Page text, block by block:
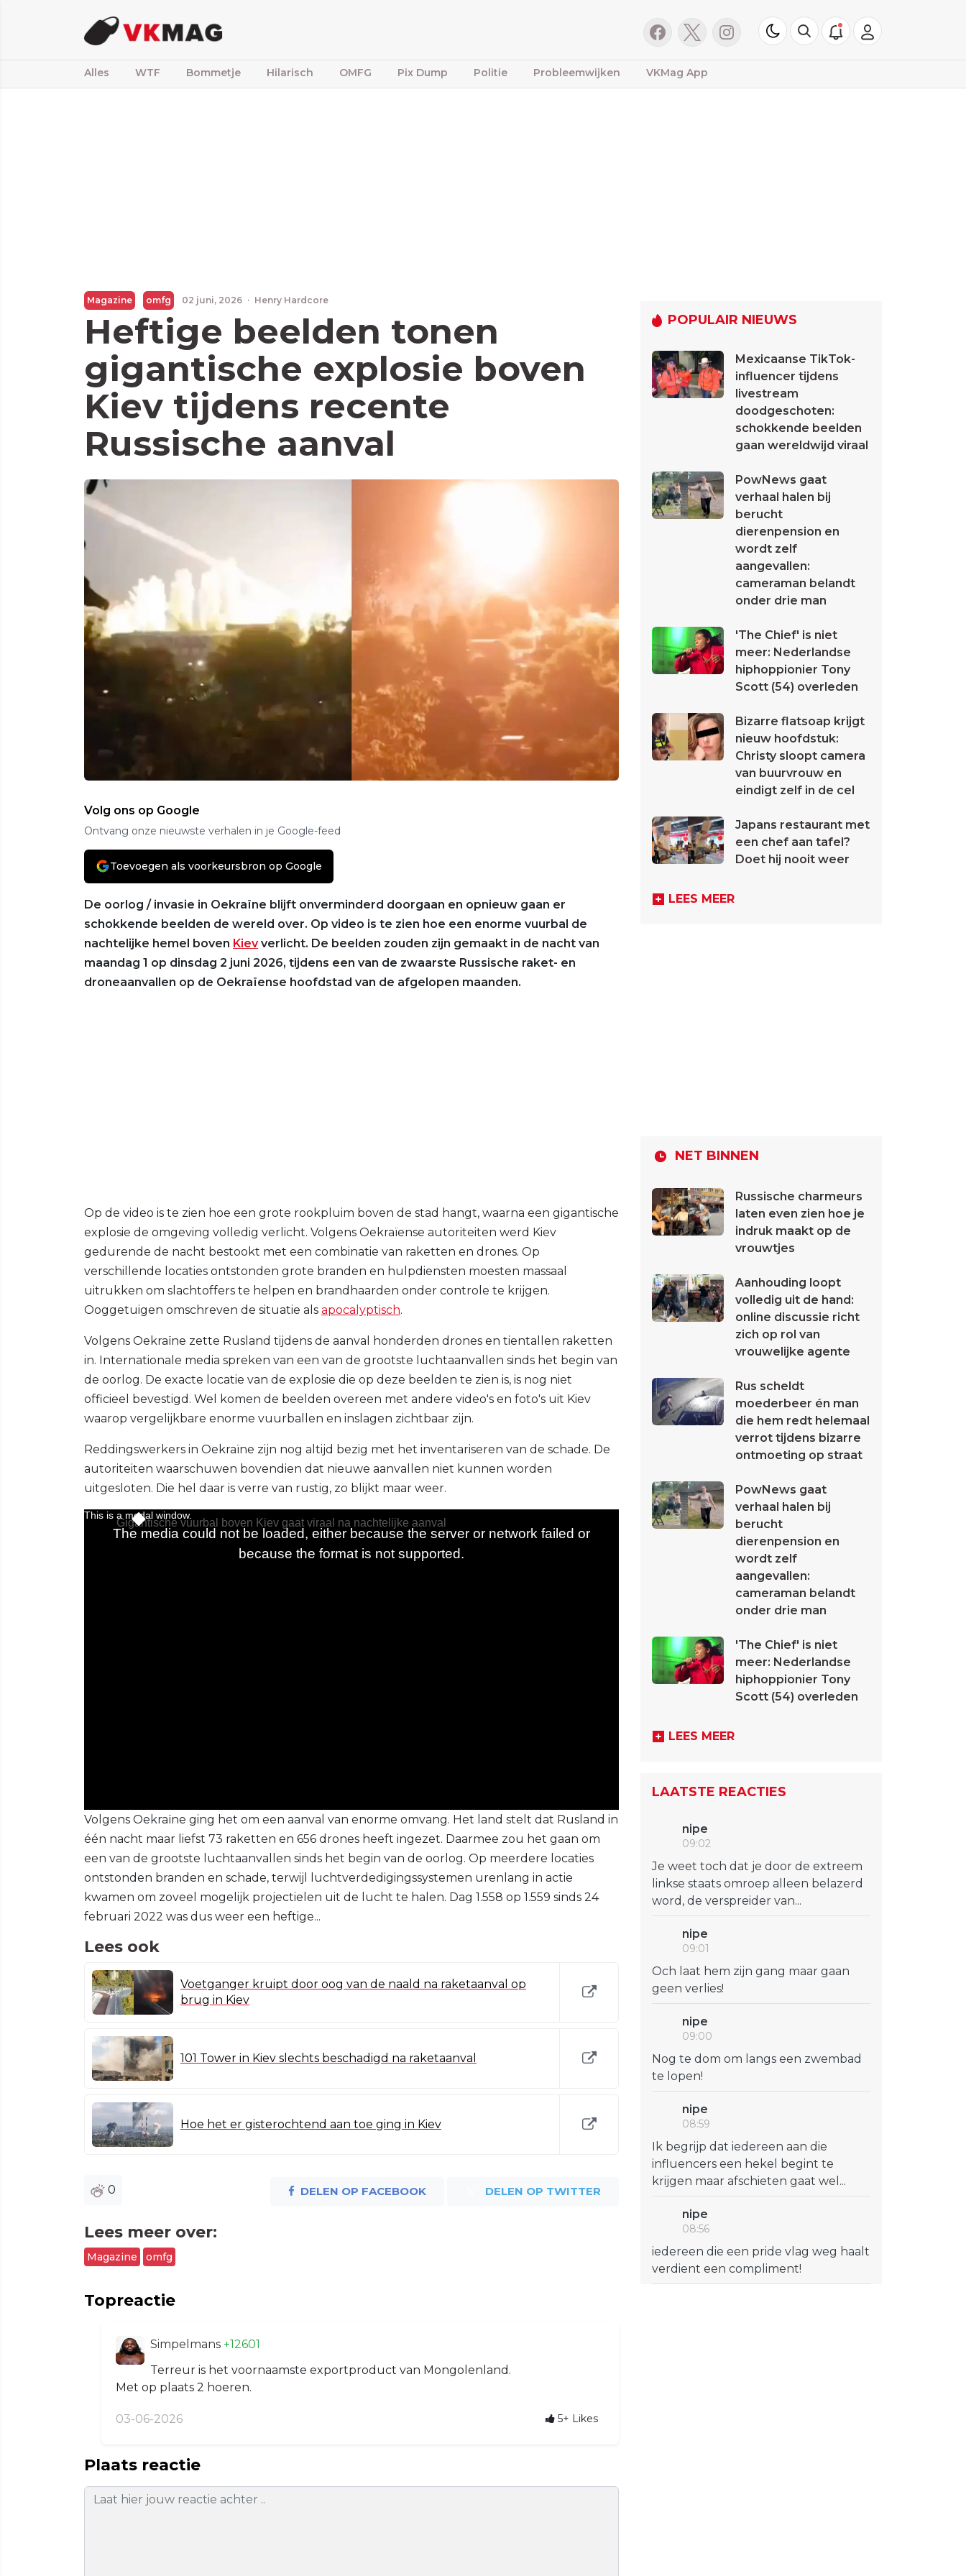
Alles WTF Bommetje Hilarisch OMFG Pix Dump Politie Probleemwijken VKMag App
Magazine omfg 02 juni, 2026 · Henry Hardcore
Heftige beelden tonen
gigantische explosie boven
Kiev tijdens recente
Russische aanval
Volg ons op Google
Ontvang onze nieuwste verhalen in je Google-feed
Toevoegen als voorkeursbron op Google
De oorlog / invasie in Oekraïne blijft onverminderd doorgaan en opnieuw gaan er
schokkende beelden de wereld over. Op video is te zien hoe een enorme vuurbal de
nachtelijke hemel boven Kievverlicht. De beelden zouden zijn gemaakt in de nacht van
maandag 1 op dinsdag 2 juni 2026, tijdens een van de zwaarste Russische raket- en
droneaanvallen op de Oekraïense hoofdstad van de afgelopen maanden.
Op de video is te zien hoe een grote rookpluim boven de stad hangt, waarna een gigantische
explosie de omgeving volledig verlicht. Volgens Oekraïense autoriteiten werd Kiev
gedurende de nacht bestookt met een combinatie van raketten en drones. Op
verschillende locaties ontstonden grote branden en hulpdiensten moesten massaal
uitrukken om slachtoffers te helpen en brandhaarden onder controle te krijgen.
Ooggetuigen omschreven de situatie als apocalyptisch.
Volgens Oekraïne zette Rusland tijdens de aanval honderden drones en tientallen raketten
in. Internationale media spreken van een van de grootste luchtaanvallen sinds het begin van
de oorlog. De exacte locatie van de explosie die op deze beelden te zien is, is nog niet
officieel bevestigd. Wel komen de beelden overeen met andere video's en foto's uit Kiev
waarop vergelijkbare enorme vuurballen en inslagen zichtbaar zijn.
Reddingswerkers in Oekraïne zijn nog altijd bezig met het inventariseren van de schade. De
autoriteiten waarschuwen bovendien dat nieuwe aanvallen niet kunnen worden
uitgesloten. Die hel daar is verre van rustig, zo blijkt maar weer.
Volgens Oekraïne ging het om een aanval van enorme omvang. Het land stelt dat Rusland in
één nacht maar liefst 73 raketten en 656 drones heeft ingezet. Daarmee zou het gaan om
een van de grootste luchtaanvallen sinds het begin van de oorlog. Op meerdere locaties
ontstonden branden en schade, terwijl luchtverdedigingssystemen urenlang in actie
kwamen om zoveel mogelijk projectielen uit de lucht te halen. Dag 1.558 op 1.559 sinds 24
februari 2022 was dus weer een heftige...
Lees ook
Voetganger kruipt door oog van de naald na raketaanval op
brug in Kiev
101 Tower in Kiev slechts beschadigd na raketaanval
Hoe het er gisterochtend aan toe ging in Kiev
0 DELEN OP FACEBOOK DELEN OP TWITTER
Lees meer over:
Magazine omfg
Topreactie
Simpelmans +12601
Terreur is het voornaamste exportproduct van Mongolenland.
Met op plaats 2 hoeren.
03-06-2026 5+ Likes
Plaats reactie
POPULAIR NIEUWS
Mexicaanse TikTok-
influencer tijdens
livestream
doodgeschoten:
schokkende beelden
gaan wereldwijd viraal
PowNews gaat
verhaal halen bij
berucht
dierenpension en
wordt zelf
aangevallen:
cameraman belandt
onder drie man
'The Chief' is niet
meer: Nederlandse
hiphoppionier Tony
Scott (54) overleden
Bizarre flatsoap krijgt
nieuw hoofdstuk:
Christy sloopt camera
van buurvrouw en
eindigt zelf in de cel
Japans restaurant met
een chef aan tafel?
Doet hij nooit weer
LEES MEER
NET BINNEN
Russische charmeurs
laten even zien hoe je
indruk maakt op de
vrouwtjes
Aanhouding loopt
volledig uit de hand:
online discussie richt
zich op rol van
vrouwelijke agente
Rus scheldt
moederbeer én man
die hem redt helemaal
verrot tijdens bizarre
ontmoeting op straat
PowNews gaat
verhaal halen bij
berucht
dierenpension en
wordt zelf
aangevallen:
cameraman belandt
onder drie man
'The Chief' is niet
meer: Nederlandse
hiphoppionier Tony
Scott (54) overleden
LEES MEER
LAATSTE REACTIES
nipe
09:02
Je weet toch dat je door de extreem
linkse staats omroep alleen belazerd
word, de verspreider van...
nipe
09:01
Och laat hem zijn gang maar gaan
geen verlies!
nipe
09:00
Nog te dom om langs een zwembad
te lopen!
nipe
08:59
Ik begrijp dat iedereen aan die
influencers een hekel begint te
krijgen maar afschieten gaat wel...
nipe
08:56
iedereen die een pride vlag weg haalt
verdient een compliment!